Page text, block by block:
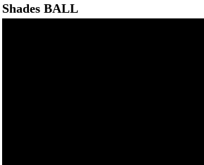
Shades BALL